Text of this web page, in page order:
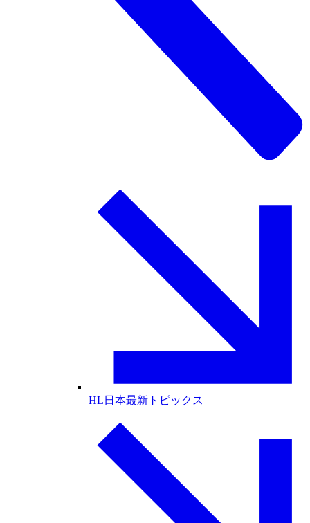
HL日本最新トピックス